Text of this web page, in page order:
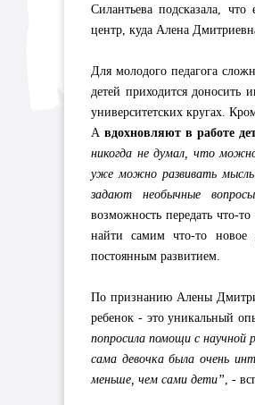
Силантьева подсказала, что
центр, куда Алена
Для молодого педагога
детей приходится
университетских кругах.
А вдохновляют в работе
никогда не думал, что
уже можно развивать
задают необычные
возможность передать что-
найти самим что-то новое
постоянным развитием.
По признанию Алены
ребенок - это уникальный
попросила помощи с
сама девочка была очень
меньше, чем сами дети”, -